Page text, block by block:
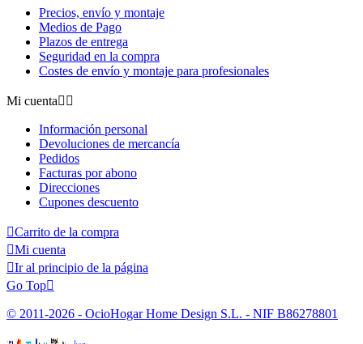
Precios, envío y montaje
Medios de Pago
Plazos de entrega
Seguridad en la compra
Costes de envío y montaje para profesionales
Mi cuenta 
Información personal
Devoluciones de mercancía
Pedidos
Facturas por abono
Direcciones
Cupones descuento
Carrito de la compra
Mi cuenta
Ir al principio de la página
Go Top
© 2011-2026 - OcioHogar Home Design S.L. - NIF B86278801